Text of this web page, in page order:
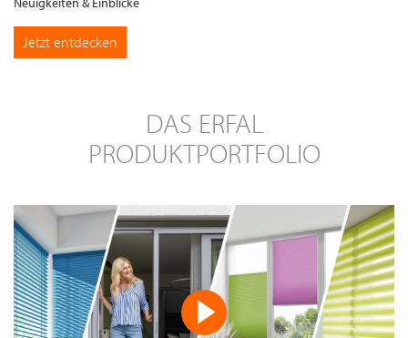
Jetzt entdecken
DAS ERFAL
PRODUKTPORTFOLIO